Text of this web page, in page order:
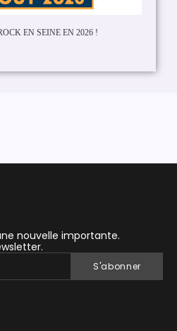
EN SEINE EN 2026 !
nouvelle importante.
S'abonner